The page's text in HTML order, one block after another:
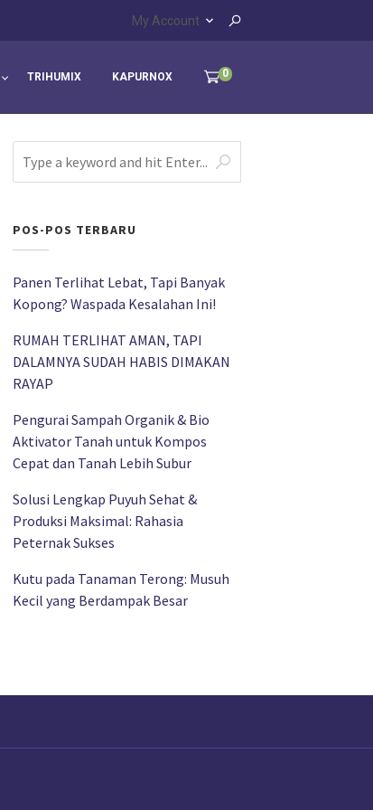
My Account
TRIHUMIX KAPURNOX 0
POS-POS TERBARU
Panen Terlihat Lebat, Tapi Banyak
Kopong? Waspada Kesalahan Ini!
RUMAH TERLIHAT AMAN, TAPI
DALAMNYA SUDAH HABIS DIMAKAN
RAYAP
Pengurai Sampah Organik & Bio
Aktivator Tanah untuk Kompos
Cepat dan Tanah Lebih Subur
Solusi Lengkap Puyuh Sehat &
Produksi Maksimal: Rahasia
Peternak Sukses
Kutu pada Tanaman Terong: Musuh
Kecil yang Berdampak Besar